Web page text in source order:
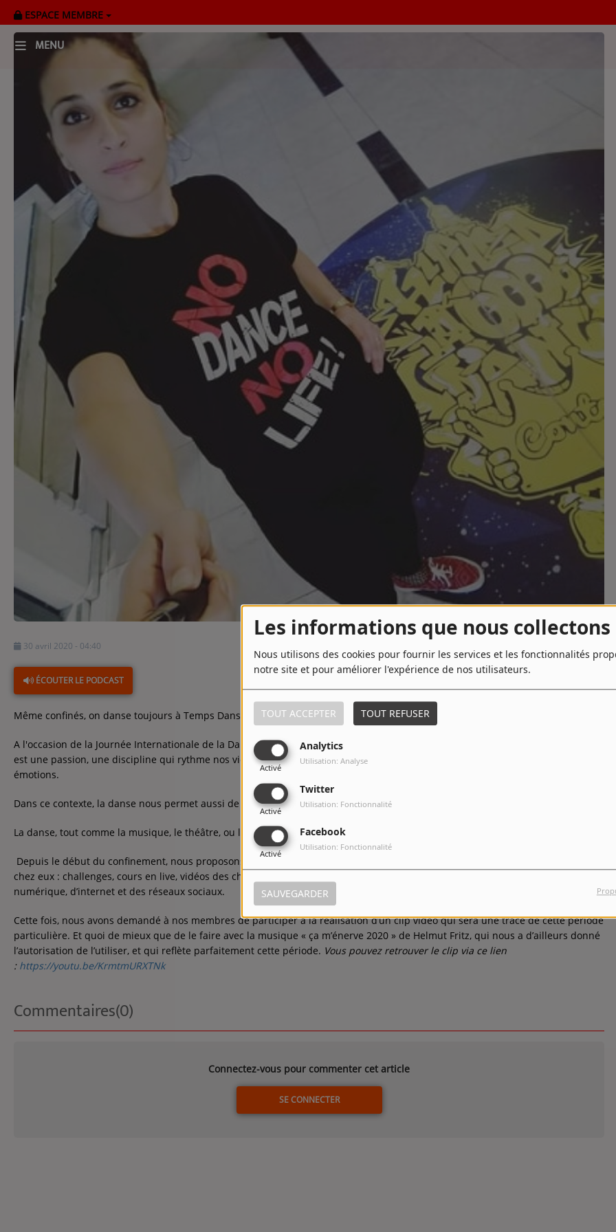
Les informations que nous collectons
Nous utilisons des cookies pour fournir les services et les fonctionnalités
notre site et pour améliorer l'expérience de nos utilisateurs.
TOUT ACCEPTER TOUT REFUSER
Analytics
Activé
Utilisation: Analyse
Twitter
Activé
Utilisation: Fonctionnalité
Facebook
Activé
Utilisation: Fonctionnalité
SAUVEGARDER
ESPACE MEMBRE
MENU
RADIOPLAYER
CK RADIO Line-up
PODCASTS
Cultur'Ciné - Jean Meurice
CONCOURS
Contact
Contact
Régie Publicitaire
Fréquences
Recherche d'un titre
30 avril 2020 - 04:40
ÉCOUTER LE PODCAST
Même confinés, on danse toujours à Temps Danses Urbaines !
A l'occasion de la Journée Internationale de la Danse, nous avons voulu montrer que la vie continue. Pour beaucoup, la danse
est une passion, une discipline qui rythme nos vies, et qui nous permet de nous exprimer, rêver, d’imaginer, d’extérioriser nos
émotions.
Dans ce contexte, la danse nous permet aussi de lâcher prise, de se changer les idées et de bouger.
La danse, tout comme la musique, le théâtre, ou l’art, fait partie de nous, de notre culture.
Depuis le début du confinement, nous proposons de nombreuses alternatives à nos élèves pour pouvoir continuer à danser
chez eux : challenges, cours en live, vidéos des chorégraphies du spectacle… Heureusement que nous vivons à l’époque du
numérique, d’internet et des réseaux sociaux.
Cette fois, nous avons demandé à nos membres de participer à la réalisation d’un clip vidéo qui sera une trace de cette période
particulière. Et quoi de mieux que de le faire avec la musique « ça m’énerve 2020 » de Helmut Fritz, qui nous a d’ailleurs donné
l’autorisation de l’utiliser, et qui reflète parfaitement cette période. Vous pouvez retrouver le clip via ce lien
: https://youtu.be/KrmtmURXTNk
Commentaires(0)
Connectez-vous pour commenter cet article
SE CONNECTER